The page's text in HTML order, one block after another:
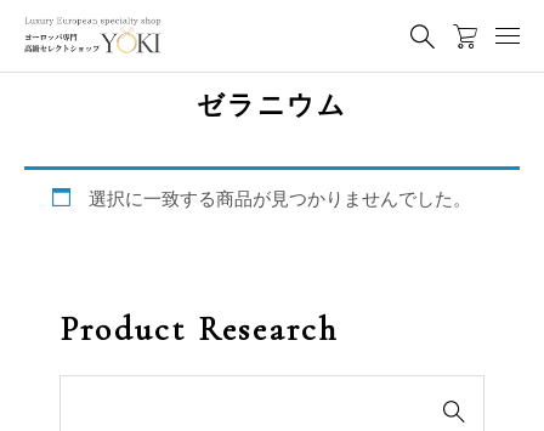
ゼラニウム
選択に一致する商品が見つかりませんでした。
Product Research
